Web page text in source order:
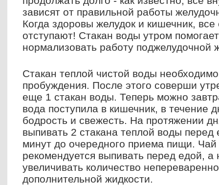
зависят от правильной работы
Когда здоровы желудок и кишечник,
отступают! Стакан воды утром
нормализовать работу поджелудочной
Стакан теплой чистой воды
пробуждения. После этого соверши
еще 1 стакан воды. Теперь можно
вода поступила в кишечник, в течение
бодрость и свежесть. На протяжении
выпивать 2 стакана теплой воды
минут до очередного приема пищи.
рекомендуется выпивать перед едой,
увеличивать количество
дополнительной жидкости.